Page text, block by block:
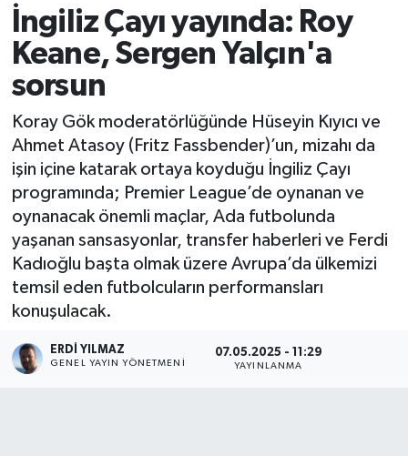
İngiliz Çayı yayında: Roy
Keane, Sergen Yalçın'a
sorsun
Koray Gök moderatörlüğünde Hüseyin Kıyıcı ve
Ahmet Atasoy (Fritz Fassbender)’un, mizahı da
işin içine katarak ortaya koyduğu İngiliz Çayı
programında; Premier League’de oynanan ve
oynanacak önemli maçlar, Ada futbolunda
yaşanan sansasyonlar, transfer haberleri ve Ferdi
Kadıoğlu başta olmak üzere Avrupa’da ülkemizi
temsil eden futbolcuların performansları
konuşulacak.
ERDI YILMAZ
GENEL YAYIN YÖNETMENI
07.05.2025 - 11:29
YAYINLANMA
YOUTUBE
Tüm Manşetler
Son Dakika Haberleri